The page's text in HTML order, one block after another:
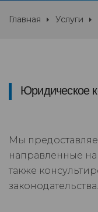
Главная Услуги
Юридическое
Мы
направленные
также
законодательства.